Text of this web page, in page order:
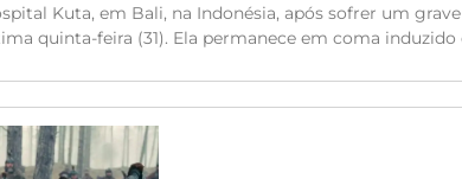
Kuta, em Bali, na Indonésia, após sofrer um
quinta-feira (31). Ela permanece em coma